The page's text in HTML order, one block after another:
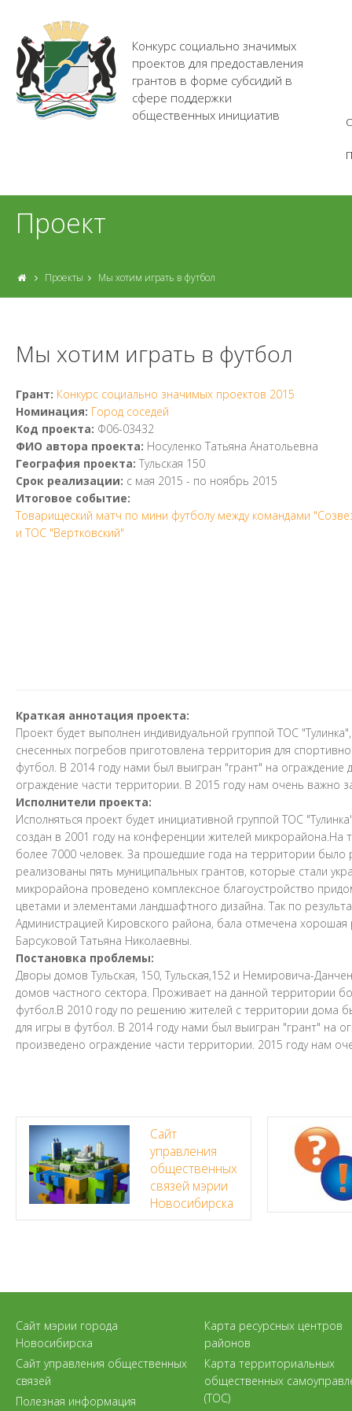
Конкурс социально значимых
проектов для предоставления
грантов в форме субсидий в
сфере поддержки
общественных инициатив
Проект
Проекты Мы хотим играть в футбол
Мы хотим играть в футбол
Грант: Конкурс социально значимых проектов 2015
Номинация: Город соседей
Код проекта: Ф06-03432
ФИО автора проекта: Носуленко Татьяна Анатольевна
География проекта: Тульская 150
Срок реализации: с мая 2015 - по ноябрь 2015
Итоговое событие:
Товарищеский матч по мини футболу между командами
и ТОС "Вертковский"
Краткая аннотация проекта:
Проект будет выполнен индивидуальной группой ТОС
снесенных погребов приготовлена территория для
футбол. В 2014 году нами был выигран "грант" на
ограждение части территории. В 2015 году нам очень важно
Исполнители проекта:
Исполняться проект будет инициативной группой ТОС
создан в 2001 году на конференции жителей
более 7000 человек. За прошедшие года на территории
реализованы пять муниципальных грантов, которые стали
микрорайона проведено комплексное благоустройство
цветами и элементами ландшафтного дизайна. Так по
Администрацией Кировского района, бала отмечена
Барсуковой Татьяна Николаевны.
Постановка проблемы:
Дворы домов Тульская, 150, Тульская,152 и Немировича-
домов частного сектора. Проживает на данной территории
футбол.В 2010 году по решению жителей с территории дома
для игры в футбол. В 2014 году нами был выигран "грант" на
произведено ограждение части территории. 2015 году нам
Сайт
управления
общественных
связей мэрии
Новосибирска
Сайт мэрии города
Новосибирска
Сайт управления общественных
связей
Полезная информация
Карта ресурсных центров
районов
Карта территориальных
общественных
(ТОС)